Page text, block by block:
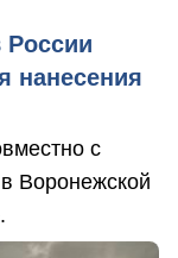
нанесения
с
Воронежской